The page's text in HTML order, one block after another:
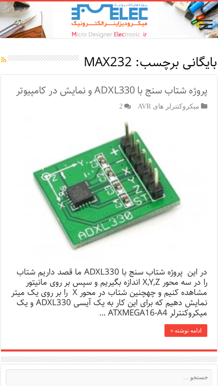
بایگانی برچسب: MAX232
پروژه شتاب سنج با ADXL330 و نمایش در کامپیوتر
میکروکنترلر های AVR 2
در این پروژه شتاب سنج با ADXL330 ما قصد داریم شتاب
را در سه محور X,Y,Z اندازه بگیریم و سپس بر روی مانیتور
مشاهده کنیم و چهچنین شتاب در محور X را بر روی یک میتر
نمایش دهیم که برای این کار به یک آیسی ADXL330 و یک
میکروکنترلر ATXMEGA16-A4 …
ادامه نوشته »